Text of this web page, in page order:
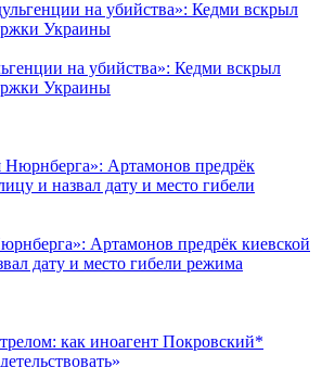
на убийства»: Кедми вскрыл
Украины
Артамонов предрёк киевской
дату и место гибели режима